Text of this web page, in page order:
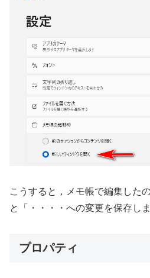
こうすると，メモ帳で編集した
と「・・・・への変更を保存し
プロパティ